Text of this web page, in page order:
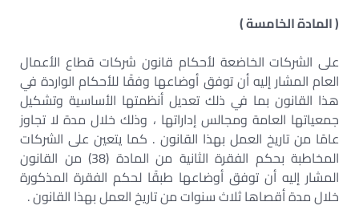
( المادة الخامسة )
على الشركات الخاضعة لأحكام قانون شركات قطاع الأعمال
العام المشار إليه أن توفق أوضاعها وفقًا للأحكام الواردة في
هذا القانون بما في ذلك تعديل أنظمتها الأساسية وتشكيل
جمعياتها العامة ومجالس إداراتها ، وذلك خلال مدة لا تجاوز
عامًا من تاريخ العمل بهذا القانون . كما يتعين على الشركات
المخاطبة بحكم الفقرة الثانية من المادة (38) من القانون
المشار إليه أن توفق أوضاعها طبقًا لحكم الفقرة المذكورة
خلال مدة أقصاها ثلاث سنوات من تاريخ العمل بهذا القانون .